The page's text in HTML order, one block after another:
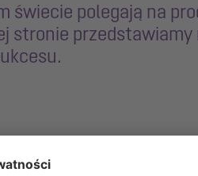
świecie polegają na
stronie